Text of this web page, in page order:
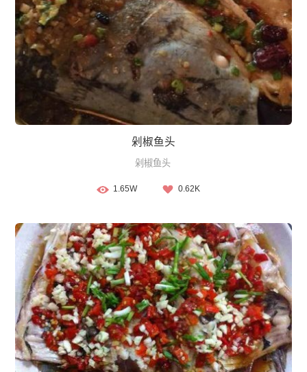
剁椒鱼头
剁椒鱼头
1.65W 0.62K